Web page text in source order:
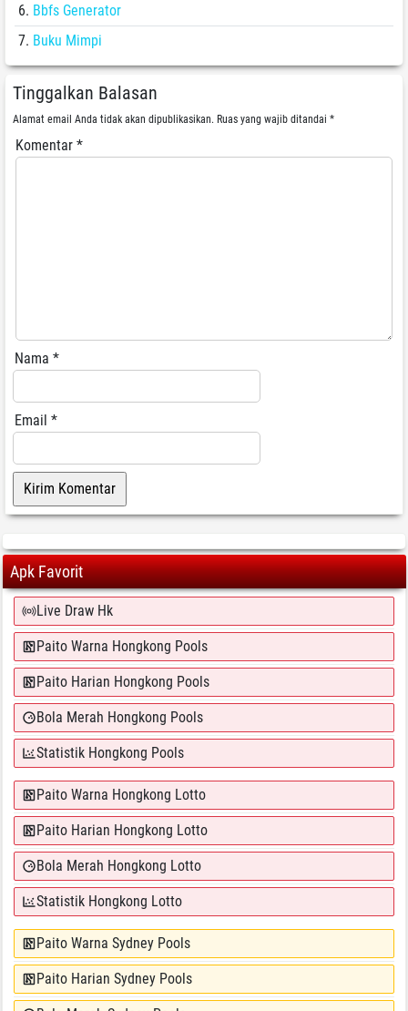
Bbfs Generator
Buku Mimpi
Tinggalkan Balasan
Alamat email Anda tidak akan dipublikasikan. Ruas yang wajib ditandai *
Komentar *
Nama *
Email *
Apk Favorit
Live Draw Hk
Paito Warna Hongkong Pools
Paito Harian Hongkong Pools
Bola Merah Hongkong Pools
Statistik Hongkong Pools
Paito Warna Hongkong Lotto
Paito Harian Hongkong Lotto
Bola Merah Hongkong Lotto
Statistik Hongkong Lotto
Paito Warna Sydney Pools
Paito Harian Sydney Pools